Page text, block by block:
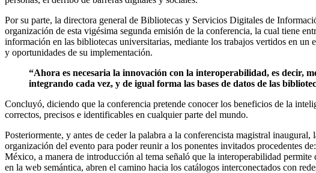
Por su parte, la directora general de Bibliotecas y Servicios Digitales de
organización de esta vigésima segunda emisión de la conferencia, la cual tiene
información en las bibliotecas universitarias, mediante los trabajos vertidos en un
y oportunidades de su implementación.
“Ahora es necesaria la innovación con la interoperabilidad, es decir,
integrando cada vez, y de igual forma las bases de datos de las
Concluyó, diciendo que la conferencia pretende conocer los beneficios de la
correctos, precisos e identificables en cualquier parte del mundo.
Posteriormente, y antes de ceder la palabra a la conferencista magistral
organización del evento para poder reunir a los ponentes invitados procedentes
México, a manera de introducción al tema señaló que la interoperabilidad
en la web semántica, abren el camino hacia los catálogos interconectados con